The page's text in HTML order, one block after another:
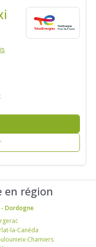
en région
- Dordogne
la-Canéda
Chamiers